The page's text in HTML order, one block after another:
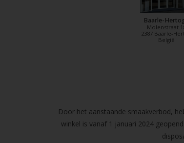
Baarle-
Molenstraat
2387 Baarle-
België
Door het aanstaande smaakverbod,
winkel is vanaf 1 januari 2024 geopend,